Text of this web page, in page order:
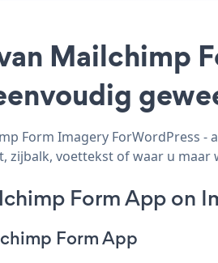
Mailchimp
Form Imagery ForWordPress
zijbalk, voettekst of waar u maar
Form App on
Form App